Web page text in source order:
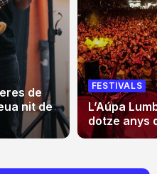
de
nit de
FESTIVALS
L’Aúpa
dotze anys